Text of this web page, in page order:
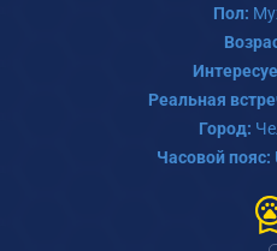
Пол:
Реальная
Город:
Часовой пояс: